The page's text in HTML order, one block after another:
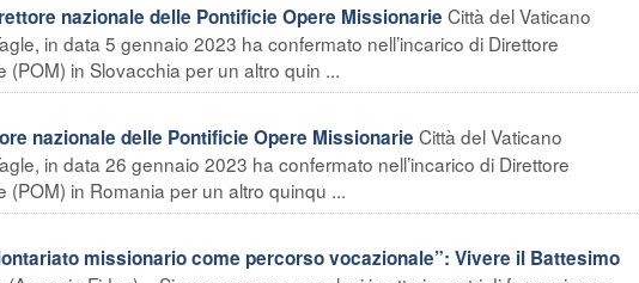
nazionale delle Pontificie Opere Missionarie Città del Vaticano
in data 5 gennaio 2023 ha confermato nell’incarico di Direttore
in Slovacchia per un altro quin ...
nazionale delle Pontificie Opere Missionarie Città del Vaticano
in data 26 gennaio 2023 ha confermato nell’incarico di Direttore
in Romania per un altro quinqu ...
missionario come percorso vocazionale”: Vivere il Battesimo